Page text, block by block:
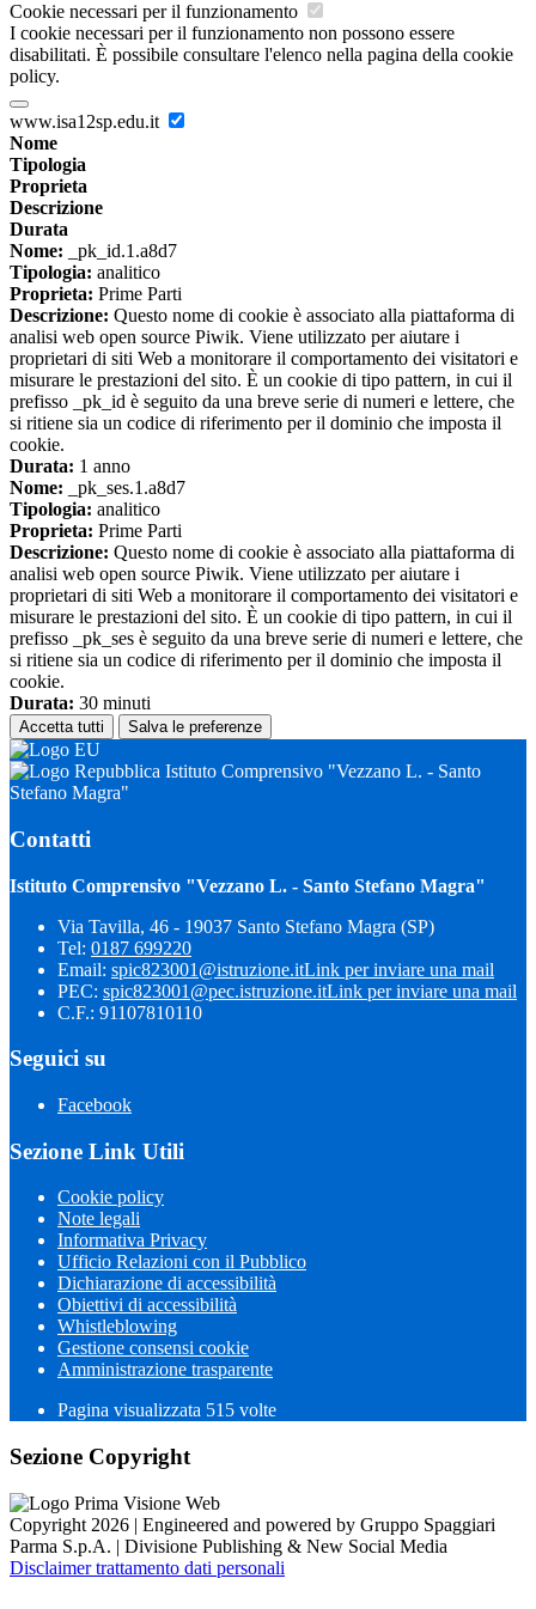
Cookie necessari per il funzionamento
I cookie necessari per il funzionamento non possono essere
disabilitati. È possibile consultare l'elenco nella pagina della cookie
policy.
www.isa12sp.edu.it
Nome
Tipologia
Proprieta
Descrizione
Durata
Nome: _pk_id.1.a8d7
Tipologia: analitico
Proprieta: Prime Parti
Descrizione: Questo nome di cookie è associato alla piattaforma di
analisi web open source Piwik. Viene utilizzato per aiutare i
proprietari di siti Web a monitorare il comportamento dei visitatori e
misurare le prestazioni del sito. È un cookie di tipo pattern, in cui il
prefisso _pk_id è seguito da una breve serie di numeri e lettere, che
si ritiene sia un codice di riferimento per il dominio che imposta il
cookie.
Durata: 1 anno
Nome: _pk_ses.1.a8d7
Tipologia: analitico
Proprieta: Prime Parti
Descrizione: Questo nome di cookie è associato alla piattaforma di
analisi web open source Piwik. Viene utilizzato per aiutare i
proprietari di siti Web a monitorare il comportamento dei visitatori e
misurare le prestazioni del sito. È un cookie di tipo pattern, in cui il
prefisso _pk_ses è seguito da una breve serie di numeri e lettere, che
si ritiene sia un codice di riferimento per il dominio che imposta il
cookie.
Durata: 30 minuti
Accetta tutti Salva le preferenze
Istituto Comprensivo "Vezzano L. - Santo
Stefano Magra"
Contatti
Istituto Comprensivo "Vezzano L. - Santo Stefano Magra"
Via Tavilla, 46 - 19037 Santo Stefano Magra (SP)
Tel: 0187 699220
Email: spic823001@istruzione.itLink per inviare una mail
PEC: spic823001@pec.istruzione.itLink per inviare una mail
C.F.: 91107810110
Seguici su
Facebook
Sezione Link Utili
Cookie policy
Note legali
Informativa Privacy
Ufficio Relazioni con il Pubblico
Dichiarazione di accessibilità
Obiettivi di accessibilità
Whistleblowing
Gestione consensi cookie
Amministrazione trasparente
Pagina visualizzata 515 volte
Sezione Copyright
Copyright 2026 | Engineered and powered by Gruppo Spaggiari
Parma S.p.A. | Divisione Publishing & New Social Media
Disclaimer trattamento dati personali